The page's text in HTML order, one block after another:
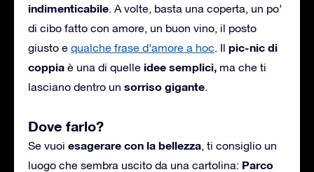
indimenticabile. A volte, basta una coperta, un po’
di cibo fatto con amore, un buon vino, il posto
giusto e qualche frase d’amore a hoc. Il pic-nic di
coppia è una di quelle idee semplici, ma che ti
lasciano dentro un sorriso gigante.
Dove farlo?
Se vuoi esagerare con la bellezza, ti consiglio un
luogo che sembra uscito da una cartolina: Parco